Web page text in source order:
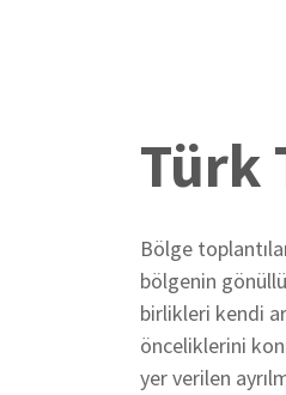
Türk
Bölge
bölgenin
birlikleri kendi
önceliklerini
yer verilen